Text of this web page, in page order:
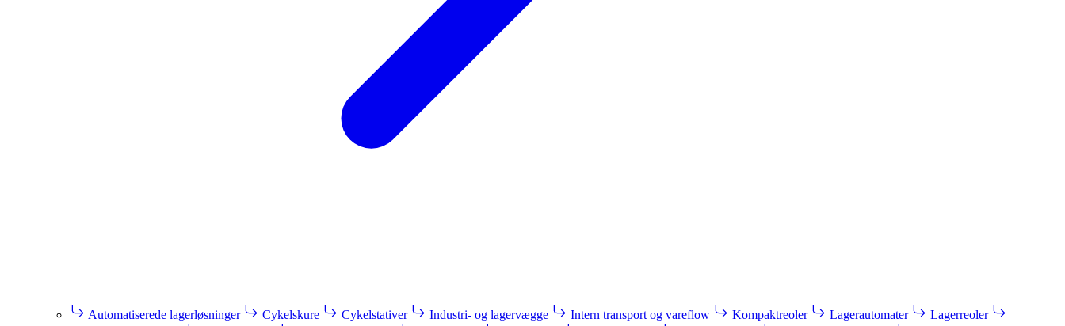
Automatiserede lagerløsninger Cykelskure Cykelstativer Industri- og lagervægge Intern transport og vareflow Kompaktreoler Lagerautomater
Lagerreoler